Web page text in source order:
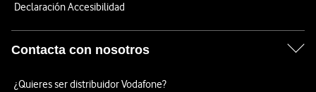
Declaración Accesibilidad
Contacta con nosotros
¿Quieres ser distribuidor Vodafone?